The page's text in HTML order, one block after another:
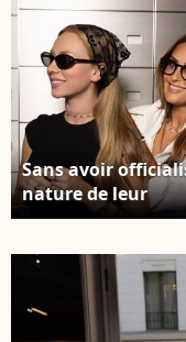
Sans avoir
nature de leur
relation, les deux
continuent
une certaine
complicité lors de